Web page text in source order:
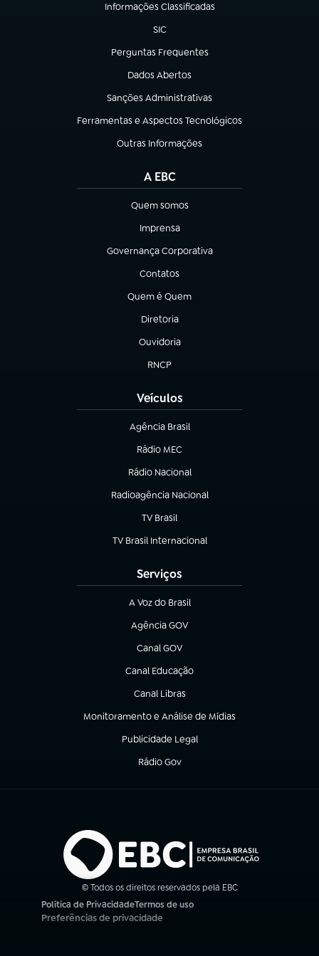
Informações Classificadas
(abre em nova aba)
SIC
(abre em nova aba)
Perguntas Frequentes
(abre em nova aba)
Dados Abertos
(abre em nova aba)
Sanções Administrativas
(abre em nova aba)
Ferramentas e Aspectos Tecnológicos
(abre em nova aba)
Outras Informações
(abre em nova aba)
A EBC
Quem somos
(abre em nova aba)
Imprensa
(abre em nova aba)
Governança Corporativa
(abre em nova aba)
Contatos
(abre em nova aba)
Quem é Quem
(abre em nova aba)
Diretoria
(abre em nova aba)
Ouvidoria
(abre em nova aba)
RNCP
(abre em nova aba)
Veículos
Agência Brasil
(abre em nova aba)
Rádio MEC
Rádio Nacional
(abre em nova aba)
Radioagência Nacional
(abre em nova aba)
TV Brasil
(abre em nova aba)
TV Brasil Internacional
(abre em nova aba)
Serviços
A Voz do Brasil
(abre em nova aba)
Agência GOV
(abre em nova aba)
Canal GOV
(abre em nova aba)
Canal Educação
(abre em nova aba)
Canal Libras
(abre em nova aba)
Monitoramento e Análise de Mídias
(abre em nova aba)
Publicidade Legal
(abre em nova aba)
Rádio Gov
(abre em nova aba)
© Todos os direitos reservados pela EBC
Política de Privacidade
(abre em nova aba)
Termos de uso
(abre em nova aba)
Preferências de privacidade